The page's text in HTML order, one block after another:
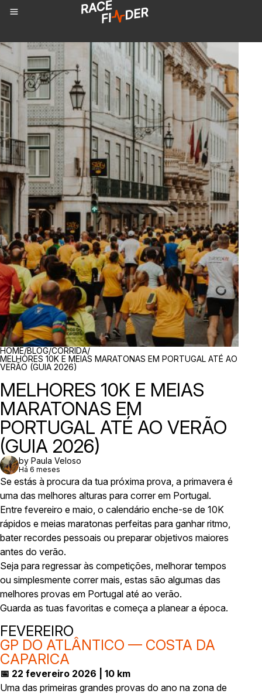
BREADCRUMBS
HOME/BLOG/CORRIDA/
MELHORES 10K E MEIAS MARATONAS EM PORTUGAL ATÉ AO
VERÃO (GUIA 2026)
MELHORES 10K E MEIAS
MARATONAS EM
PORTUGAL ATÉ AO VERÃO
(GUIA 2026)
by Paula Veloso
Há 6 meses
Se estás à procura da tua próxima prova, a primavera é
uma das melhores alturas para correr em Portugal.
Entre fevereiro e maio, o calendário enche-se de 10K
rápidos e meias maratonas perfeitas para ganhar ritmo,
bater recordes pessoais ou preparar objetivos maiores
antes do verão.
Seja para regressar às competições, melhorar tempos
ou simplesmente correr mais, estas são algumas das
melhores provas em Portugal até ao verão.
Guarda as tuas favoritas e começa a planear a época.
FEVEREIRO
GP DO ATLÂNTICO — COSTA DA
CAPARICA
📅 22 fevereiro 2026 | 10 km
Uma das primeiras grandes provas do ano na zona de